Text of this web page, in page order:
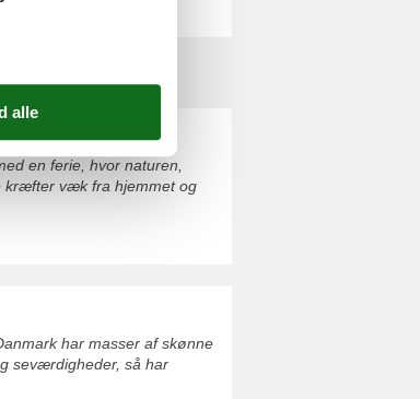
en ferie, hvor naturen,
kræfter væk fra hjemmet og
har masser af skønne
seværdigheder, så har